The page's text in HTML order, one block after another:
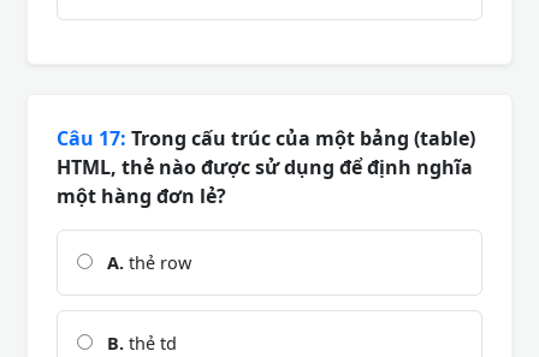
Câu 17: Trong cấu trúc của một bảng (table)
HTML, thẻ nào được sử dụng để định nghĩa
một hàng đơn lẻ?
A. thẻ row
B. thẻ td